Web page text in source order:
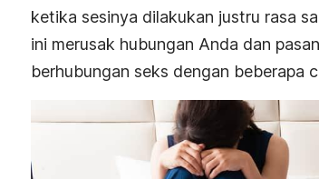
ketika sesinya dilakukan justru rasa
ini merusak hubungan Anda dan
berhubungan seks dengan beberapa